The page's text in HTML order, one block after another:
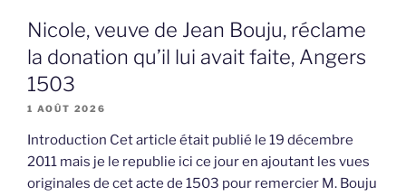
Nicole, veuve de Jean Bouju, réclame
la donation qu’il lui avait faite, Angers
1503
1 AOÛT 2026
Introduction Cet article était publié le 19 décembre
2011 mais je le republie ici ce jour en ajoutant les vues
originales de cet acte de 1503 pour remercier M. Bouju